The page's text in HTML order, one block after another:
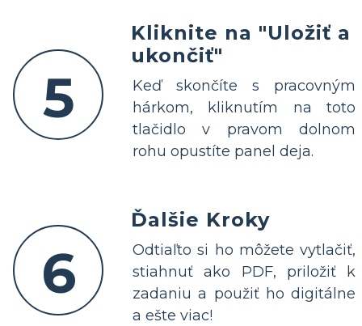
5
Kliknite na "Uložiť a
ukončiť"
Keď skončíte s pracovným
hárkom, kliknutím na toto
tlačidlo v pravom dolnom
rohu opustíte panel deja.
6
Ďalšie Kroky
Odtiaľto si ho môžete vytlačiť,
stiahnuť ako PDF, priložiť k
zadaniu a použiť ho digitálne
a ešte viac!